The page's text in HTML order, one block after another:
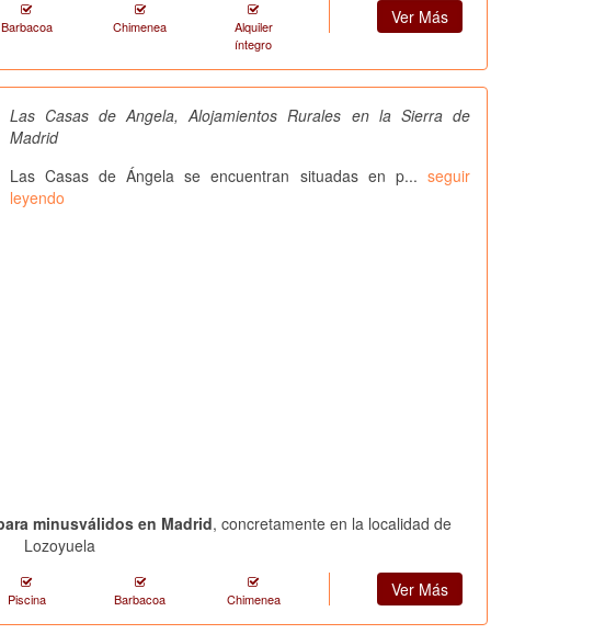
Barbacoa Chimenea
Alquiler
íntegro
Ver Más
Las Casas de Angela, Alojamientos Rurales en la Sierra de
Madrid
Las Casas de Ángela se encuentran situadas en p... seguir
leyendo
minusválidos en Madrid, concretamente en la localidad de
Lozoyuela
Piscina Barbacoa Chimenea Ver Más